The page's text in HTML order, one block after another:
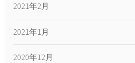
2021年2月
2021年1月
2020年12月